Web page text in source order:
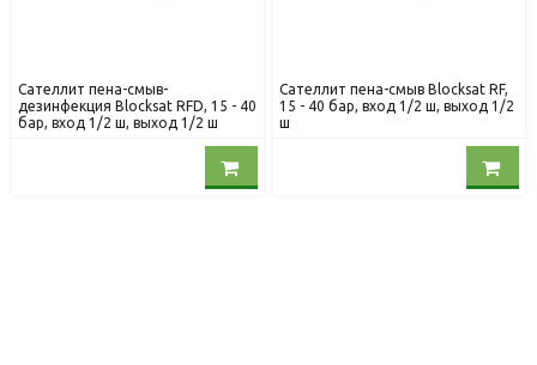
Сателлит пена-смыв-
дезинфекция Blocksat RFD, 15 - 40
бар, вход 1/2 ш, выход 1/2 ш
Сателлит пена-смыв Blocksat RF,
15 - 40 бар, вход 1/2 ш, выход 1/2
ш